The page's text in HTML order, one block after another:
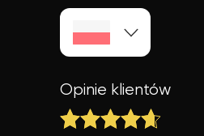
Opinie klientów